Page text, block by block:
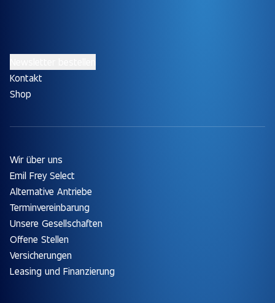
Kontakt
Shop
Wir über uns
Emil Frey Select
Alternative Antriebe
Terminvereinbarung
Unsere Gesellschaften
Offene Stellen
Versicherungen
Leasing und Finanzierung